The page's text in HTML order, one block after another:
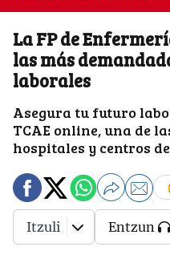
La FP de
las más
laborales
Asegura tu futuro
TCAE online, una de
hospitales y centros
Itzuli Entzun